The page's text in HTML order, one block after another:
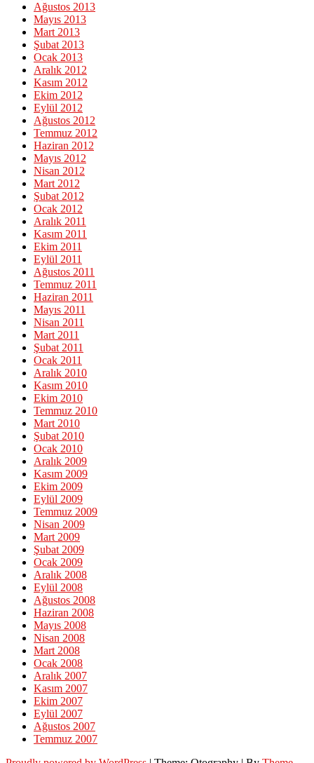
Ağustos 2013
Mayıs 2013
Mart 2013
Şubat 2013
Ocak 2013
Aralık 2012
Kasım 2012
Ekim 2012
Eylül 2012
Ağustos 2012
Temmuz 2012
Haziran 2012
Mayıs 2012
Nisan 2012
Mart 2012
Şubat 2012
Ocak 2012
Aralık 2011
Kasım 2011
Ekim 2011
Eylül 2011
Ağustos 2011
Temmuz 2011
Haziran 2011
Mayıs 2011
Nisan 2011
Mart 2011
Şubat 2011
Ocak 2011
Aralık 2010
Kasım 2010
Ekim 2010
Temmuz 2010
Mart 2010
Şubat 2010
Ocak 2010
Aralık 2009
Kasım 2009
Ekim 2009
Eylül 2009
Temmuz 2009
Nisan 2009
Mart 2009
Şubat 2009
Ocak 2009
Aralık 2008
Eylül 2008
Ağustos 2008
Haziran 2008
Mayıs 2008
Nisan 2008
Mart 2008
Ocak 2008
Aralık 2007
Kasım 2007
Ekim 2007
Eylül 2007
Ağustos 2007
Temmuz 2007